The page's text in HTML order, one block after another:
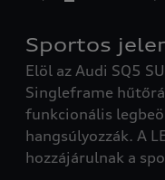
Sportos
Elöl az Audi SQ5
Singleframe
funkcionális
hangsúlyozzák. A
hozzájárulnak a